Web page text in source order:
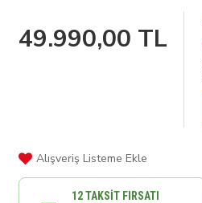
49.990,00 TL
Alışveriş Listeme Ekle
12 TAKSIT FIRSATI